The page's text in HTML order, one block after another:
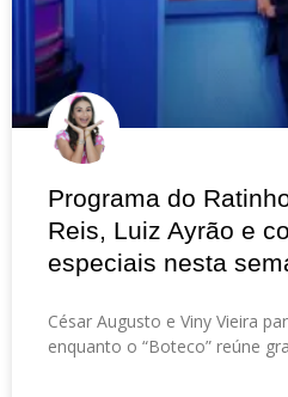
Programa do
Reis, Luiz Ayrão e
especiais nesta
César Augusto e Viny Vieira
enquanto o “Boteco” reúne